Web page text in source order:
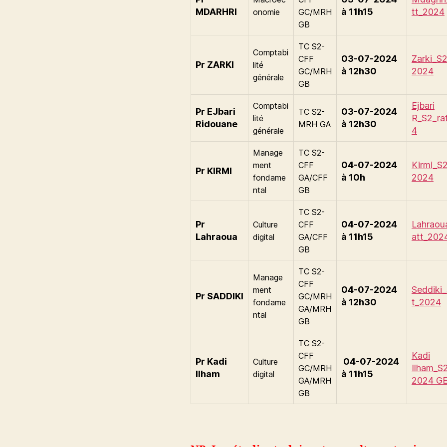
MDARHRI
onomie
GC/MRH
GB
à 11h15
tt_2024
Pr ZARKI
Comptabi
lité
générale
TC S2-
CFF
GC/MRH
GB
03-07-2024
à 12h30
2024
Pr EJbari
Ridouane
Comptabi
lité
générale
TC S2-
MRH GA
03-07-2024
à 12h30
Ejbari
4
Pr KIRMI
Manage
ment
fondame
ntal
TC S2-
CFF
GA/CFF
GB
04-07-2024
à 10h
2024
Pr
Lahraoua
Culture
digital
TC S2-
CFF
GA/CFF
GB
04-07-2024
à 11h15
Pr SADDIKI
Manage
ment
fondame
ntal
TC S2-
CFF
GC/MRH
GA/MRH
GB
04-07-2024
à 12h30
t_2024
Pr Kadi
Ilham
Culture
digital
TC S2-
CFF
GC/MRH
GA/MRH
GB
04-07-2024
à 11h15
Kadi
2024 GE